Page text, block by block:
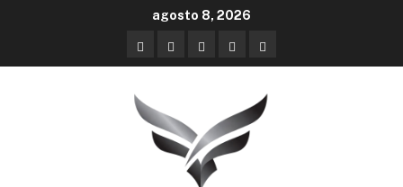
agosto 8, 2026